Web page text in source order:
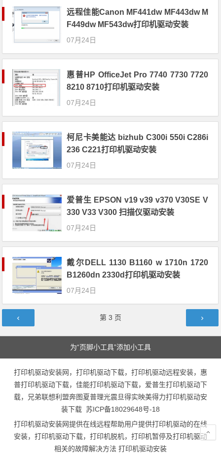
远程佳能Canon MF441dw MF443dw M
F449dw MF543dw打印机驱动安装
07月24日
惠普HP OfficeJet Pro 7740 7730 7720
8210 8710打印机驱动安装
07月24日
柯尼卡美能达 bizhub C300i 550i C286i
236 C221打印机驱动安装
07月24日
爱普生 EPSON v19 v39 v370 V30SE V
330 V33 V300 扫描仪驱动安装
07月24日
戴尔DELL 1130 B1160 w 1710n 1720
B1260dn 2330d打印机驱动安装
07月24日
文章导航 第 3 页
为“页脚小工具”添加小工具
打印机驱动安装网，打印机驱动下载，打印机驱动远程安装，惠
普打印机驱动下载，佳能打印机驱动下载，爱普生打印机驱动下
载，兄弟联想利盟奔图夏普理光震旦得实映美得力打印机驱动安
装下载 苏ICP备18029648号-18
打印机驱动安装网提供在线远程帮助用户提供打印机驱动的在线
安装，打印机驱动下载，打印机脱机，打印机暂停及打印机驱动
相关的故障解决方法 打印机驱动安装